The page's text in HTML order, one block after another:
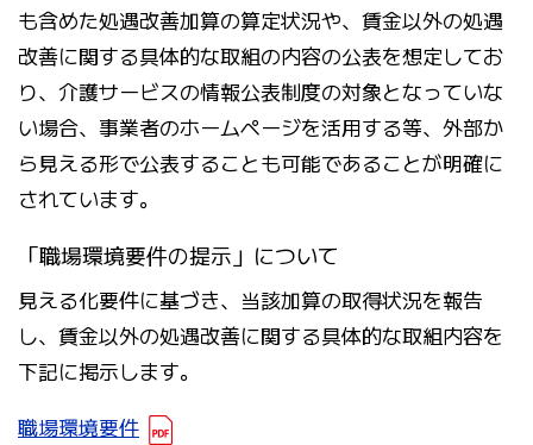
も含めた処遇改善加算の算定状況や、賃金以外の処遇
改善に関する具体的な取組の内容の公表を想定してお
り、介護サービスの情報公表制度の対象となっていな
い場合、事業者のホームページを活用する等、外部か
ら見える形で公表することも可能であることが明確に
されています。
「職場環境要件の提示」について
見える化要件に基づき、当該加算の取得状況を報告
し、賃金以外の処遇改善に関する具体的な取組内容を
下記に掲示します。
職場環境要件